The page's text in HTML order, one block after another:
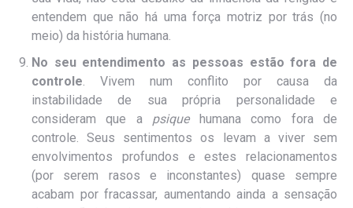
entendem que não há uma força motriz por trás (no
meio) da história humana.
No seu entendimento as pessoas estão fora de
controle. Vivem num conflito por causa da
instabilidade de sua própria personalidade e
consideram que a psiquehumana como fora de
controle. Seus sentimentos os levam a viver sem
envolvimentos profundos e estes relacionamentos
(por serem rasos e inconstantes) quase sempre
acabam por fracassar, aumentando ainda a sensação